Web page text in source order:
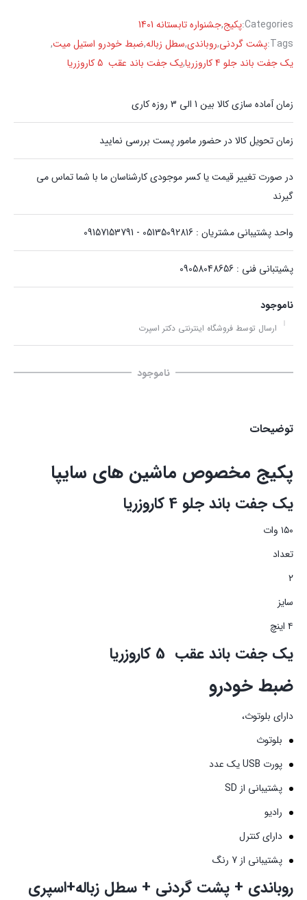
Categories:پکیج,جشنواره تابستانه 1401
Tags: پشت گردنی,روباندی,سطل زباله,ضبط خودرو استیل میت,
یک جفت باند جلو 4 کاروزریا
,یک جفت باند عقب 5 کاروزریا
زمان آماده سازی کالا بین 1 الی 3 روزه کاری
زمان تحویل کالا در حضور مامور پست بررسی نمایید
در صورت تغییر قیمت یا کسر موجودی کارشناسان ما با شما تماس می
گیرند
واحد پشتیبانی مشتریان : 05135092816 - 09157153791
پشیتبانی فنی : 09058048656
ناموجود
ارسال توسط فروشگاه اینترنتی دکتر اسپرت
ناموجود
توضیحات
پکیج مخصوص ماشین های سایپا
یک جفت باند جلو 4 کاروزریا
۱۵۰ وات
تعداد
۲
سایز
۴ اینچ
یک جفت باند عقب 5 کاروزریا
ضبط خودرو
دارای بلوتوث،
بلوتوث
پورت USB یک عدد
پشتیبانی از SD
رادیو
دارای کنترل
پشتیبانی از 7 رنگ
روباندی + پشت گردنی + سطل زباله+اسپری